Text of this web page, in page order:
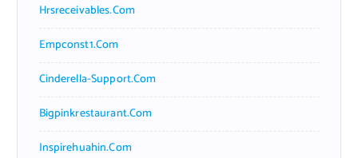
Hrsreceivables.com
Empconst1.com
Cinderella-Support.com
Bigpinkrestaurant.com
Inspirehuahin.com